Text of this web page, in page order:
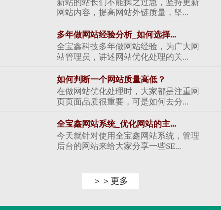
新站的站长们不能操之过急，坚持更新
网站内容，提高网站外链质量，坚...
多年做网站经验分析_如何选择...
全宝鑫科技多年做网站经验，为广大网
站管理员，讲述网站优化处理的关...
如何判断一个网站质量高低？
在做网站优化处理时，大家都是注重网
页页面品质很重要，可是如何去分...
全宝鑫网站系统_优化网站的主...
今天就针对使用全宝鑫网站系统，管理
后台的网站来给大家分享一些SE...
＞＞更多